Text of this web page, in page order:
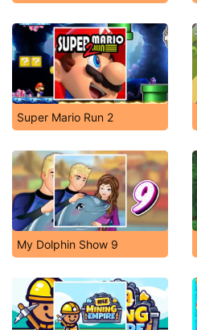
Super Mario Run 2
My Dolphin Show 9